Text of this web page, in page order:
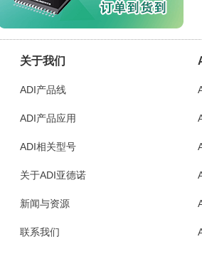
关于我们
ADI产品线
ADI产品应用
ADI相关型号
关于ADI亚德诺
新闻与资源
联系我们